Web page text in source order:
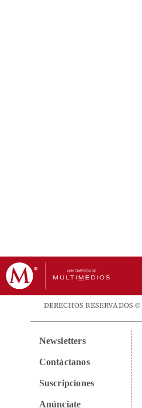
DERECHOS RESERVADOS
Newsletters
Contáctanos
Suscripciones
Anúnciate